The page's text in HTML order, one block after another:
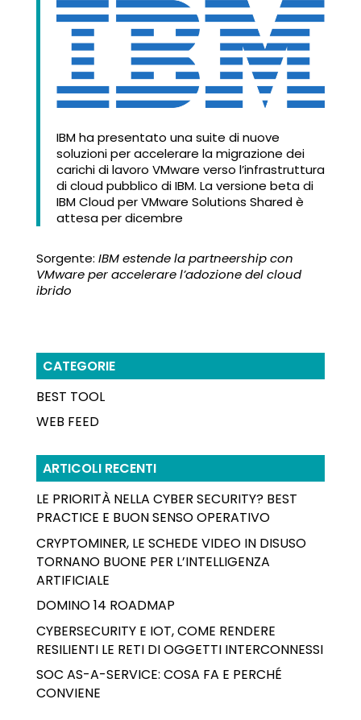
IBM ha presentato una suite di nuove
soluzioni per accelerare la migrazione dei
carichi di lavoro VMware verso l’infrastruttura
di cloud pubblico di IBM. La versione beta di
IBM Cloud per VMware Solutions Shared è
attesa per dicembre
Sorgente: IBM estende la partneership con
VMware per accelerare l’adozione del cloud
ibrido
CATEGORIE
BEST TOOL
WEB FEED
ARTICOLI RECENTI
LE PRIORITÀ NELLA CYBER SECURITY? BEST
PRACTICE E BUON SENSO OPERATIVO
CRYPTOMINER, LE SCHEDE VIDEO IN DISUSO
TORNANO BUONE PER L’INTELLIGENZA
ARTIFICIALE
DOMINO 14 ROADMAP
CYBERSECURITY E IOT, COME RENDERE
RESILIENTI LE RETI DI OGGETTI INTERCONNESSI
SOC AS-A-SERVICE: COSA FA E PERCHÉ
CONVIENE